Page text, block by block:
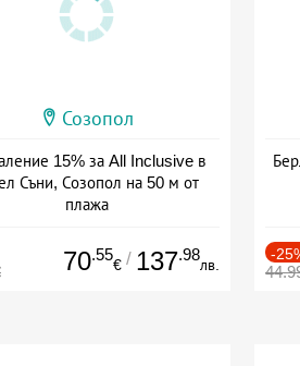
Созопол
15% за All Inclusive в
Съни, Созопол на 50 м от
плажа
70.55
€ / 137.98
лв.
-